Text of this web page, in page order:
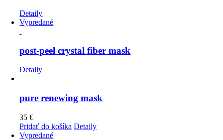
Detaily
Vypredané
post-peel crystal fiber mask
Detaily
pure renewing mask
35€
Pridať do košíka Detaily
Vypredané